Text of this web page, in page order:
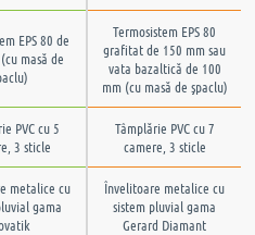
EPS 80 de
masă de
Termosistem EPS 80
grafitat de 150 mm sau
vata bazaltică de 100
mm (cu masă de şpaclu)
PVC cu 5
3 sticle
Tâmplărie PVC cu 7
camere, 3 sticle
metalice cu
gama
Învelitoare metalice cu
sistem pluvial gama
Gerard Diamant